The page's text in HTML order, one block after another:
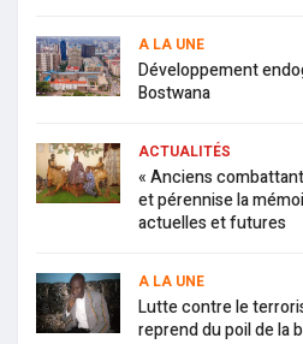
A LA UNE
Développement
Bostwana
ACTUALITÉS
« Anciens
et pérennise la
actuelles et futures
A LA UNE
Lutte contre le
reprend du poil de la